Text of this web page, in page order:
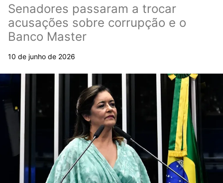
Senadores passaram a trocar
acusações sobre corrupção e o
Banco Master
10 de junho de 2026